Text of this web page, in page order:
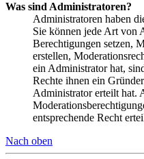
Was sind Administratoren?
Administratoren haben
Sie können jede Art von
Berechtigungen setzen,
erstellen,
ein Administrator hat,
Rechte ihnen ein
Administrator erteilt hat.
entsprechende Recht
Nach oben